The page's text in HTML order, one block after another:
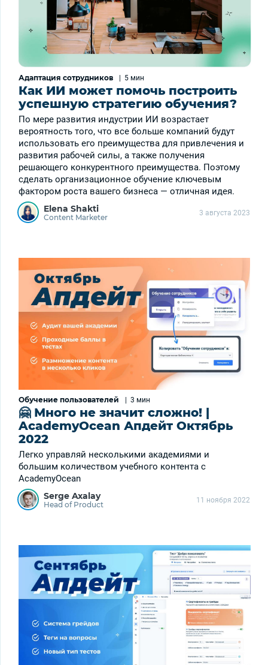
Адаптация сотрудников 5 мин
Как ИИ может помочь построить
успешную стратегию обучения?
По мере развития индустрии ИИ возрастает
вероятность того, что все больше компаний будут
использовать его преимущества для привлечения и
развития рабочей силы, а также получения
решающего конкурентного преимущества. Поэтому
сделать организационное обучение ключевым
фактором роста вашего бизнеса — отличная идея.
Elena Shakti
Content Marketer 3 августа 2023
Обучение пользователей 3 мин
🤗 Много не значит сложно! |
AcademyOcean Апдейт Октябрь
2022
Легко управляй несколькими академиями и
большим количеством учебного контента с
AcademyOcean
Serge Axalay
Head of Product 11 ноября 2022